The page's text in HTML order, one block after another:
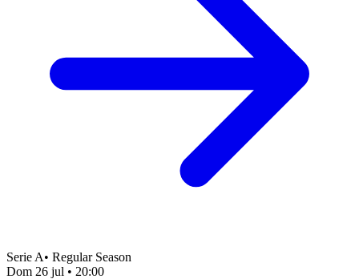
Serie A• Regular Season
Dom 26 jul • 20:00